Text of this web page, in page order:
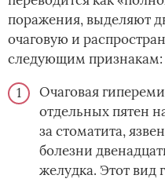
поражения, выделяют
очаговую и
следующим признакам:
Очаговая
отдельных пятен
за стоматита,
болезни
желудка. Этот